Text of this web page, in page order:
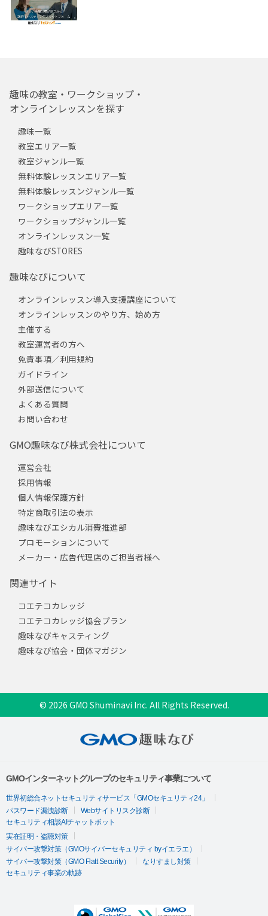
趣味の教室・ワークショップ・
オンラインレッスンを探す
趣味一覧
教室エリア一覧
教室ジャンル一覧
無料体験レッスンエリア一覧
無料体験レッスンジャンル一覧
ワークショップエリア一覧
ワークショップジャンル一覧
オンラインレッスン一覧
趣味なびSTORES
趣味なびについて
オンラインレッスン導入支援講座について
オンラインレッスンのやり方、始め方
主催する
教室運営者の方へ
免責事項／利用規約
ガイドライン
外部送信について
よくある質問
お問い合わせ
GMO趣味なび株式会社について
運営会社
採用情報
個人情報保護方針
特定商取引法の表示
趣味なびエシカル消費推進部
プロモーションについて
メーカー・広告代理店のご担当者様へ
関連サイト
コエテコカレッジ
コエテコカレッジ協会プラン
趣味なびキャスティング
趣味なび協会・団体マガジン
© 2026 GMO Shuminavi Inc. All Rights Reserved.